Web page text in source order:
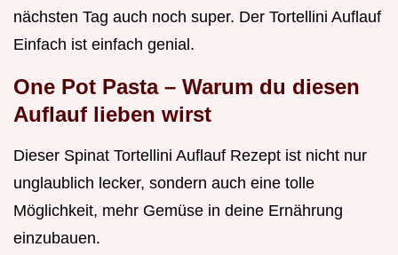
nächsten Tag auch noch super. Der Tortellini Auflauf
Einfach ist einfach genial.
One Pot Pasta – Warum du diesen
Auflauf lieben wirst
Dieser Spinat Tortellini Auflauf Rezept ist nicht nur
unglaublich lecker, sondern auch eine tolle
Möglichkeit, mehr Gemüse in deine Ernährung
einzubauen.